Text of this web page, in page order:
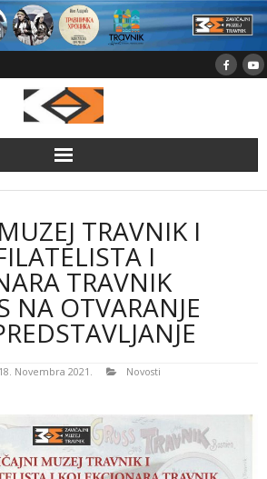
TRAVNIK I
I
TRAVNIK
NA OTVARANJE
18. Novembra 2021.
Novosti